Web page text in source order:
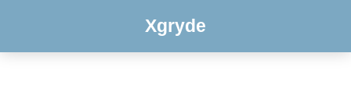
Xgryde